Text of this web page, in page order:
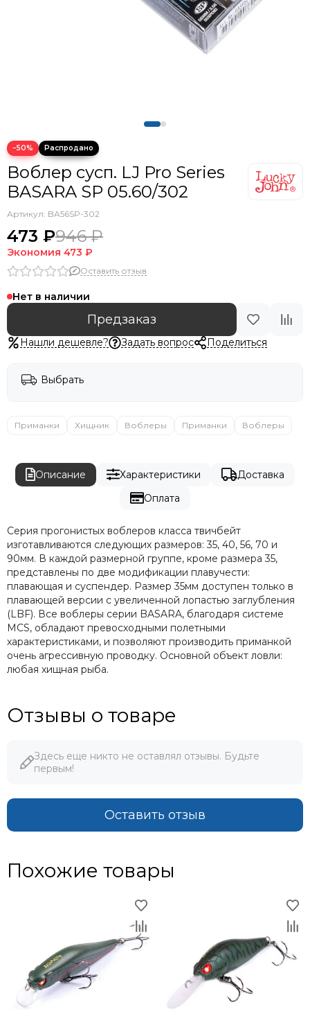
−50%
Воблер сусп. LJ Pro Series
BASARA SP 05.60/302
Артикул: BA56SP-302
473 ₽946 ₽
Экономия 473 ₽
Оставить отзыв
Нет в наличии
Предзаказ
Нашли дешевле? Задать вопрос Поделиться
Выбрать
Приманки Хищник Воблеры Приманки Воблеры
Описание Характеристики
Доставка
Оплата
Серия прогонистых воблеров класса твичбейт
изготавливаются следующих размеров: 35, 40, 56, 70 и
90мм. В каждой размерной группе, кроме размера 35,
представлены по две модификации плавучести:
плавающая и суспендер. Размер 35мм доступен только в
плавающей версии с увеличенной лопастью заглубления
(LBF). Все воблеры серии BASARA, благодаря системе
MCS, обладают превосходными полетными
характеристиками, и позволяют производить приманкой
очень агрессивную проводку. Основной объект ловли:
любая хищная рыба.
Отзывы о товаре
Здесь еще никто не оставлял отзывы. Будьте
первым!
Оставить отзыв
Похожие товары